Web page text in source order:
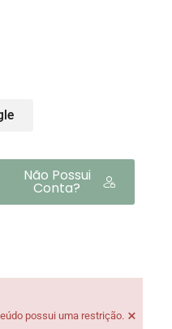
Não Possui
Conta?
possui uma restrição. ×